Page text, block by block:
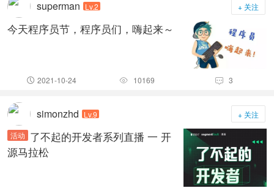
superman Lv.2 + 关注
今天程序员节，程序员们，嗨起来～
 2021-10-24  10169  3
simonzhd Lv.9
+ 关注
活动 了不起的开发者系列直播 一 开
源马拉松